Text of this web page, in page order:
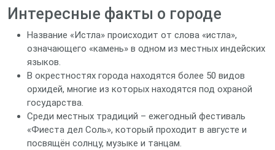
Интересные факты о городе
Название «Истла» происходит от слова «истла»,
означающего «камень» в одном из местных индейских
языков.
В окрестностях города находятся более 50 видов
орхидей, многие из которых находятся под охраной
государства.
Среди местных традиций – ежегодный фестиваль
«Фиеста дел Соль», который проходит в августе и
посвящён солнцу, музыке и танцам.